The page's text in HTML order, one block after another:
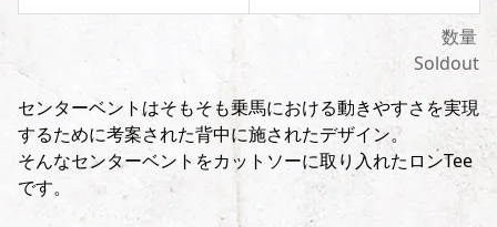
数量
Soldout
センターベントはそもそも乗馬における動きやすさを実現
するために考案された背中に施されたデザイン。
そんなセンターベントをカットソーに取り入れたロンTee
です。